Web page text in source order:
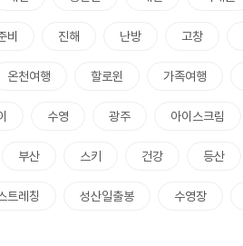
비 진해 난방 고창
온천여행 할로윈 가족여행
수영 광주 아이스크림
부산 스키 건강 등산
트레칭 성산일출봉 수영장